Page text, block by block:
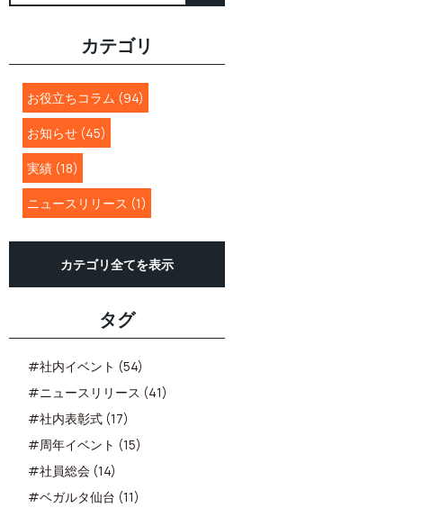
カテゴリ
お役立ちコラム (94)
お知らせ (45)
実績 (18)
ニュースリリース (1)
カテゴリ全てを表示
タグ
#社内イベント (54)
#ニュースリリース (41)
#社内表彰式 (17)
#周年イベント (15)
#社員総会 (14)
#ベガルタ仙台 (11)